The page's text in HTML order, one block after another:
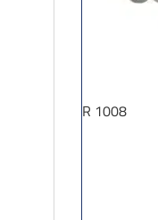
R 1008